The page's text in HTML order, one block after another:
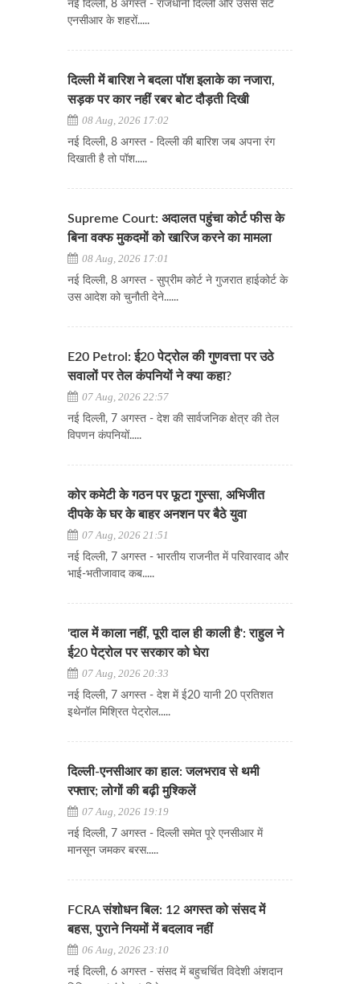
नई दिल्ली, 8 अगस्त - राजधानी दिल्ली और उससे सटे
एनसीआर के शहरों.....
दिल्ली में बारिश ने बदला पॉश इलाके का नजारा,
सड़क पर कार नहीं रबर बोट दौड़ती दिखी
08 Aug, 2026 17:02
नई दिल्ली, 8 अगस्त - दिल्ली की बारिश जब अपना रंग
दिखाती है तो पॉश.....
Supreme Court: अदालत पहुंचा कोर्ट फीस के
बिना वक्फ मुकदमों को खारिज करने का मामला
08 Aug, 2026 17:01
नई दिल्ली, 8 अगस्त - सुप्रीम कोर्ट ने गुजरात हाईकोर्ट के
उस आदेश को चुनौती देने......
E20 Petrol: ई20 पेट्रोल की गुणवत्ता पर उठे
सवालों पर तेल कंपनियों ने क्या कहा?
07 Aug, 2026 22:57
नई दिल्ली, 7 अगस्त - देश की सार्वजनिक क्षेत्र की तेल
विपणन कंपनियों.....
कोर कमेटी के गठन पर फूटा गुस्सा, अभिजीत
दीपके के घर के बाहर अनशन पर बैठे युवा
07 Aug, 2026 21:51
नई दिल्ली, 7 अगस्त - भारतीय राजनीत में परिवारवाद और
भाई-भतीजावाद कब.....
'दाल में काला नहीं, पूरी दाल ही काली है': राहुल ने
ई20 पेट्रोल पर सरकार को घेरा
07 Aug, 2026 20:33
नई दिल्ली, 7 अगस्त - देश में ई20 यानी 20 प्रतिशत
इथेनॉल मिश्रित पेट्रोल.....
दिल्ली-एनसीआर का हाल: जलभराव से थमी
रफ्तार; लोगों की बढ़ी मुश्किलें
07 Aug, 2026 19:19
नई दिल्ली, 7 अगस्त - दिल्ली समेत पूरे एनसीआर में
मानसून जमकर बरस.....
FCRA संशोधन बिल: 12 अगस्त को संसद में
बहस, पुराने नियमों में बदलाव नहीं
06 Aug, 2026 23:10
नई दिल्ली, 6 अगस्त - संसद में बहुचर्चित विदेशी अंशदान